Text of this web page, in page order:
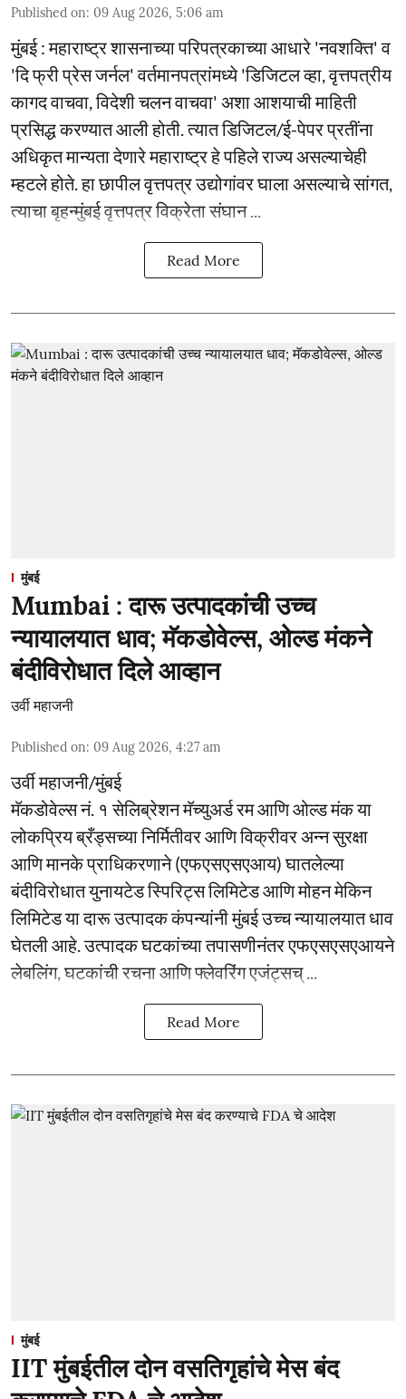
Published on: 09 Aug 2026, 5:06 am
मुंबई : महाराष्ट्र शासनाच्या परिपत्रकाच्या आधारे 'नवशक्ति' व
'दि फ्री प्रेस जर्नल' वर्तमानपत्रांमध्ये 'डिजिटल व्हा, वृत्तपत्रीय
कागद वाचवा, विदेशी चलन वाचवा' अशा आशयाची माहिती
प्रसिद्ध करण्यात आली होती. त्यात डिजिटल/ई-पेपर प्रतींना
अधिकृत मान्यता देणारे महाराष्ट्र हे पहिले राज्य असल्याचेही
म्हटले होते. हा छापील वृत्तपत्र उद्योगांवर घाला असल्याचे सांगत,
त्याचा बृहन्मुंबई वृत्तपत्र विक्रेता संघान ...
Read More
मुंबई
Mumbai : दारू उत्पादकांची उच्च
न्यायालयात धाव; मॅकडोवेल्स, ओल्ड मंकने
बंदीविरोधात दिले आव्हान
उर्वी महाजनी
Published on: 09 Aug 2026, 4:27 am
उर्वी महाजनी/मुंबई
मॅकडोवेल्स नं. १ सेलिब्रेशन मॅच्युअर्ड रम आणि ओल्ड मंक या
लोकप्रिय ब्रँड्सच्या निर्मितीवर आणि विक्रीवर अन्न सुरक्षा
आणि मानके प्राधिकरणाने (एफएसएसएआय) घातलेल्या
बंदीविरोधात युनायटेड स्पिरिट्स लिमिटेड आणि मोहन मेकिन
लिमिटेड या दारू उत्पादक कंपन्यांनी मुंबई उच्च न्यायालयात धाव
घेतली आहे. उत्पादक घटकांच्या तपासणीनंतर एफएसएसएआयने
लेबलिंग, घटकांची रचना आणि फ्लेवरिंग एजंट्सच् ...
Read More
मुंबई
IIT मुंबईतील दोन वसतिगृहांचे मेस बंद